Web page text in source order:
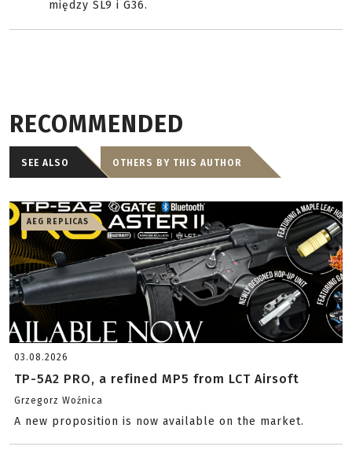
między SL9 i G36.
RECOMMENDED
SEE ALSO OTHERS BY THIS AUTHOR
AEG REPLICAS
03.08.2026
TP-5A2 PRO, a refined MP5 from LCT Airsoft
Grzegorz Woźnica
A new proposition is now available on the market.